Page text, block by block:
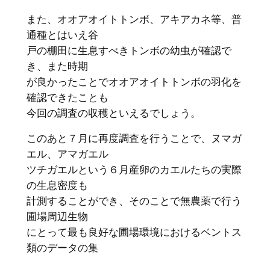
また、オオアオイトトンボ、アキアカネ等、普
通種とはいえ谷
戸の棚田に生息すべきトンボの幼虫が確認で
き、また時期
が良かったことでオオアオイトトンボの羽化を
確認できたことも
今回の調査の収穫といえるでしょう。
このあと７月に再度調査を行うことで、ヌマガ
エル、アマガエル
ツチガエルという６月産卵のカエルたちの実際
の生息密度も
計測することができ、そのことで無農薬で行う
圃場周辺生物
にとって最も良好な圃場環境におけるベントス
類のデータの集